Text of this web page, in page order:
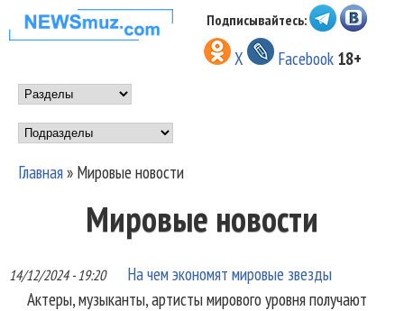
Перейти к основному
содержанию
НОВОСТИ
МУЗЫКИ И
ШОУ БИЗНЕСА
NEWSMUZ.COM
Подписывайтесь:
X Facebook 18+
Main menu
Подразделы
Вы здесь
Главная» Мировые новости
Мировые новости
14/12/2024 - 19:20
На чем экономят мировые звезды
Актеры, музыканты, артисты мирового уровня получают